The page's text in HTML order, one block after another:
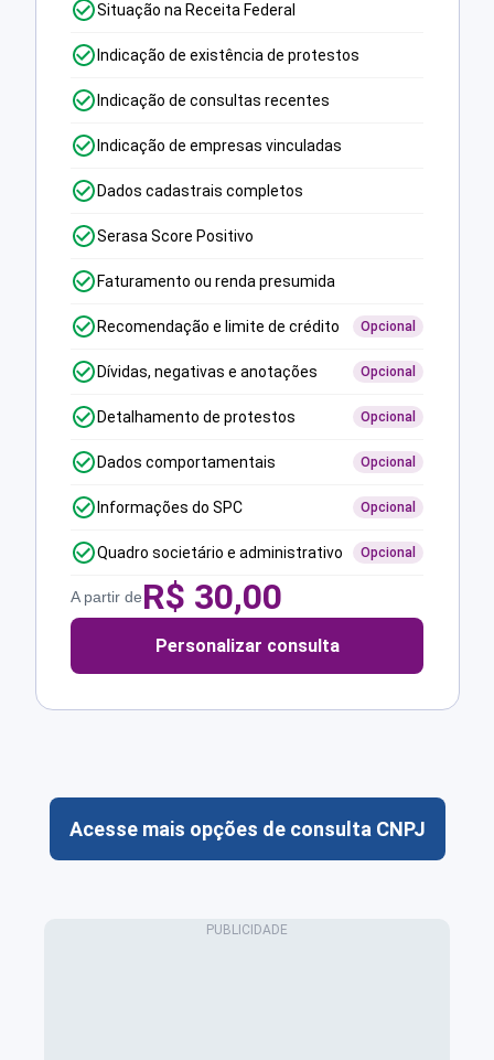
Situação na Receita Federal
Indicação de existência de protestos
Indicação de consultas recentes
Indicação de empresas vinculadas
Dados cadastrais completos
Serasa Score Positivo
Faturamento ou renda presumida
Recomendação e limite de crédito Opcional
Dívidas, negativas e anotações Opcional
Detalhamento de protestos Opcional
Dados comportamentais Opcional
Informações do SPC Opcional
Quadro societário e administrativo Opcional
A partir deR$ 30,00
Personalizar consulta
Acesse mais opções de consulta CNPJ